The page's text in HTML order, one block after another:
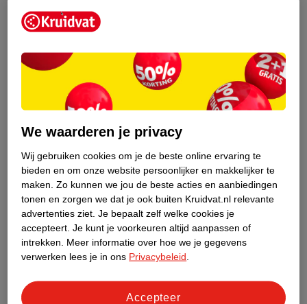
Kruidvat is een erkend specialist in
gezondheidsvraag ook is, stel hem aan
ons!
Stel je gezondheidsvraag
Ook in deze winkel
Kruidvat.nl ophaalpunt
winkel. Zo hoef je niet thuis te blijven voor de Kruidvat
We waarderen je privacy
Wij gebruiken cookies om je de beste online ervaring te
bieden en om onze website persoonlijker en makkelijker te
maken. Zo kunnen we jou de beste acties en aanbiedingen
tonen en zorgen we dat je ook buiten Kruidvat.nl relevante
advertenties ziet. Je bepaalt zelf welke cookies je
accepteert. Je kunt je voorkeuren altijd aanpassen of
intrekken.
Meer informatie over hoe we je gegevens
verwerken lees je in ons Privacybeleid
Accepteer